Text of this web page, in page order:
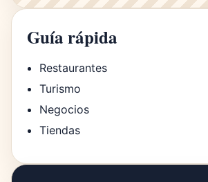
Guía rápida
Restaurantes
Turismo
Negocios
Tiendas